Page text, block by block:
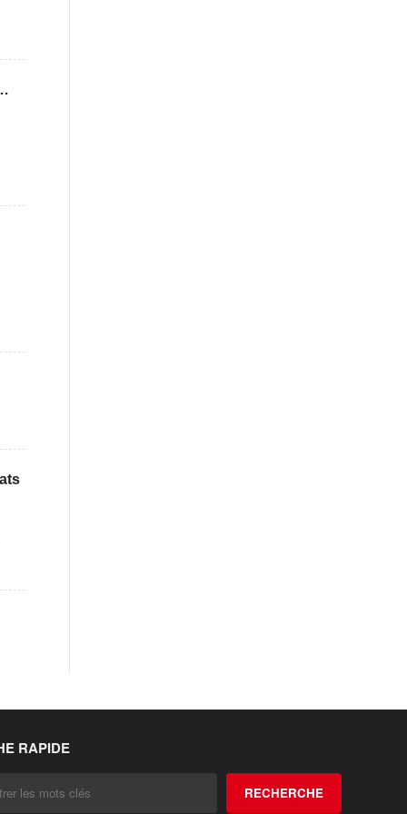
RAPIDE
RECHERCHE